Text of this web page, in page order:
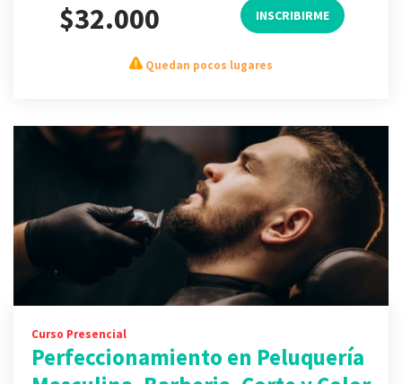
$32.000 INSCRIBIRME
Quedan pocos lugares
Curso Presencial
Perfeccionamiento en Peluquería